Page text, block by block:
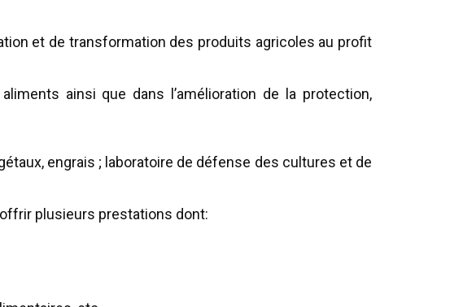
et de transformation des produits agricoles au profit
ainsi que dans l’amélioration de la protection,
engrais ; laboratoire de défense des cultures et de
plusieurs prestations dont: